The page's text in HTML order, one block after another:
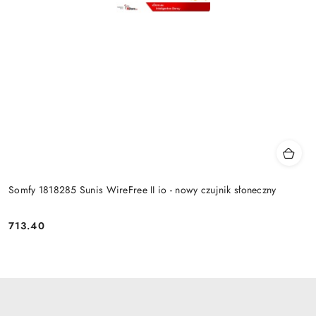
Somfy 1818285 Sunis WireFree II io - nowy czujnik słoneczny
Cena:
713.40